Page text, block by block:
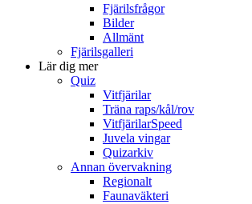
Fjärilsfrågor
Bilder
Allmänt
Fjärilsgalleri
Lär dig mer
Quiz
Vitfjärilar
Träna raps/kål/rov
VitfjärilarSpeed
Juvela vingar
Quizarkiv
Annan övervakning
Regionalt
Faunaväkteri